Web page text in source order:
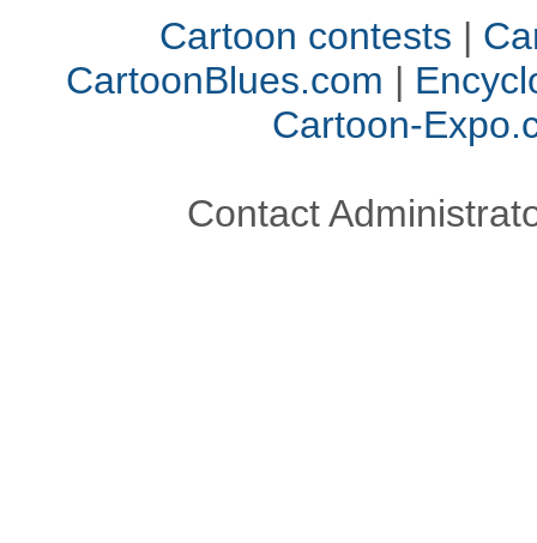
Cartoon contests |
CartoonBlues.com |
Cartoon-
Contact